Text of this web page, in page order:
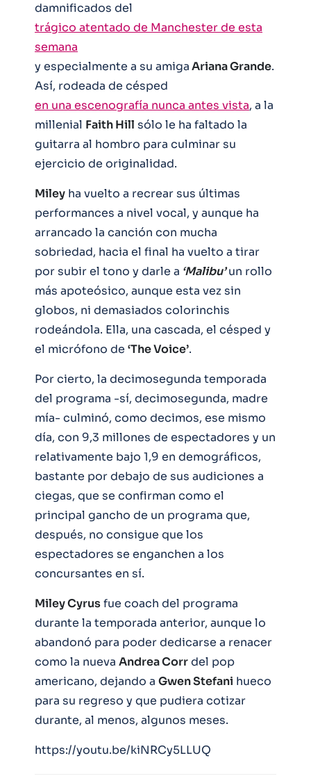
damnificados del
trágico atentado de Manchester de esta
semana
y especialmente a su amigaAriana Grande.
Así, rodeada de césped
en una escenografía nunca antes vista, a la
millenial Faith Hill sólo le ha faltado la
guitarra al hombro para culminar su
ejercicio de originalidad.
Miley ha vuelto a recrear sus últimas
performances a nivel vocal, y aunque ha
arrancado la canción con mucha
sobriedad, hacia el final ha vuelto a tirar
por subir el tono y darle a ‘Malibu’un rollo
más apoteósico, aunque esta vez sin
globos, ni demasiados colorinchis
rodeándola. Ella, una cascada, el césped y
el micrófono de ‘The Voice’.
Por cierto, la decimosegunda temporada
del programa -sí, decimosegunda, madre
mía- culminó, como decimos, ese mismo
día, con 9,3 millones de espectadores y un
relativamente bajo 1,9 en demográficos,
bastante por debajo de sus audiciones a
ciegas, que se confirman como el
principal gancho de un programa que,
después, no consigue que los
espectadores se enganchen a los
concursantes en sí.
Miley Cyrusfue coach del programa
durante la temporada anterior, aunque lo
abandonó para poder dedicarse a renacer
como la nueva Andrea Corrdel pop
americano, dejando a Gwen Stefani hueco
para su regreso y que pudiera cotizar
durante, al menos, algunos meses.
https://youtu.be/kiNRCy5LLUQ